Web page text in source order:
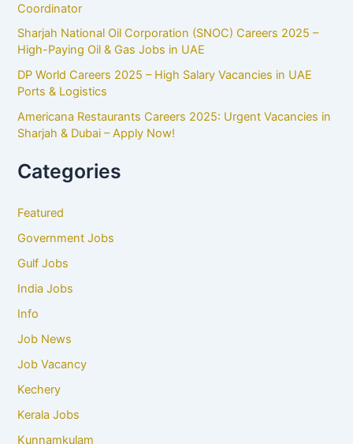
Coordinator
Sharjah National Oil Corporation (SNOC) Careers 2025 –
High-Paying Oil & Gas Jobs in UAE
DP World Careers 2025 – High Salary Vacancies in UAE
Ports & Logistics
Americana Restaurants Careers 2025: Urgent Vacancies in
Sharjah & Dubai – Apply Now!
Categories
Featured
Government Jobs
Gulf Jobs
India Jobs
Info
Job News
Job Vacancy
Kechery
Kerala Jobs
Kunnamkulam